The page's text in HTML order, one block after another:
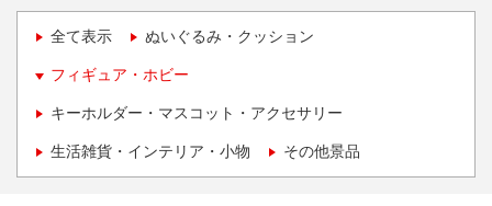
全て表示 ぬいぐるみ・クッション
フィギュア・ホビー
キーホルダー・マスコット・アクセサリー
生活雑貨・インテリア・小物 その他景品